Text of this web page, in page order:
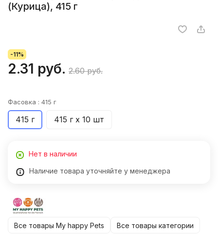
(Курица), 415 г
-11%
2.31 руб. 2.60 руб.
Фасовка : 415 г
415 г 415 г х 10 шт
Нет в наличии
Наличие товара уточняйте у менеджера
Все товары My happy Pets Все товары категории